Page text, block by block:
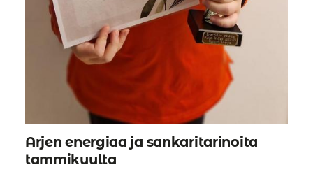
Arjen energiaa ja sankaritarinoita
tammikuulta